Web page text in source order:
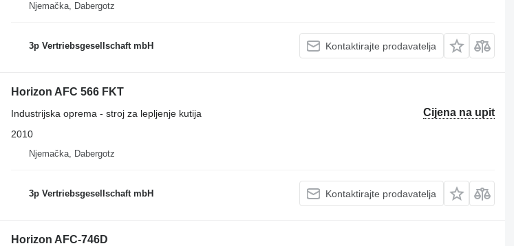
Njemačka, Dabergotz
3p Vertriebsgesellschaft mbH Kontaktirajte prodavatelja
Horizon AFC 566 FKT
Cijena na upit
Industrijska oprema - stroj za lepljenje kutija
2010
Njemačka, Dabergotz
3p Vertriebsgesellschaft mbH Kontaktirajte prodavatelja
Horizon AFC-746D